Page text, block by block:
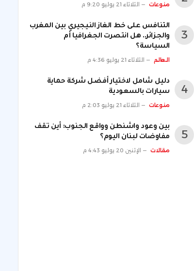
منوعات الثلاثاء 21 يوليو 9:20 م
التنافس على خط الغاز النيجيري بين المغرب
والجزائر.. هل انتصرت الجغرافيا أم
السياسة؟
العالم الثلاثاء 21 يوليو 4:36 م
دليل شامل لاختيار أفضل شركة حماية
سيارات بالسعودية
منوعات الثلاثاء 21 يوليو 2:03 م
بين وعود واشنطن وواقع الجنوب: أين تقف
مفاوضات لبنان اليوم؟
مقالات الإثنين 20 يوليو 4:43 م